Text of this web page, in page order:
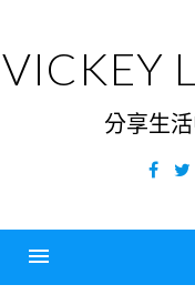
content
VICKEY
分享生